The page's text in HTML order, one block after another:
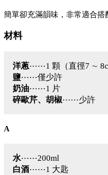
簡單卻充滿韻味，非常適合搭
材料
洋蔥⋯⋯1 顆（直徑7 ∼
鹽⋯⋯僅少許
奶油⋯⋯1 片
碎歐芹、胡椒⋯⋯少許
A
水⋯⋯200ml
白酒⋯⋯1 大匙